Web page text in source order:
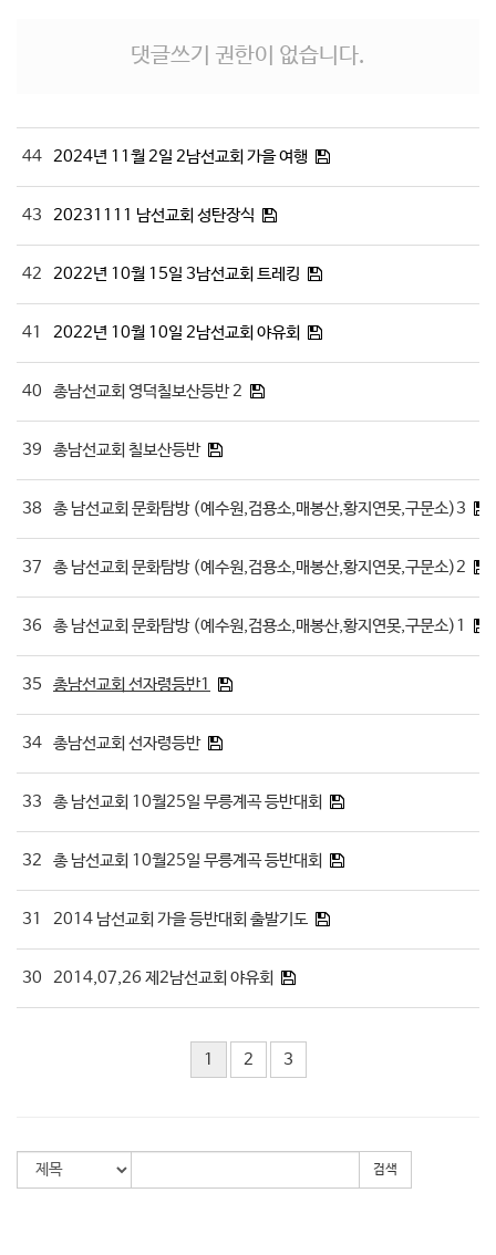
댓글쓰기 권한이 없습니다.
44 2024년 11월 2일 2남선교회 가을 여행
43 20231111 남선교회 성탄장식
42 2022년 10월 15일 3남선교회 트레킹
41 2022년 10월 10일 2남선교회 야유회
40 총남선교회 영덕칠보산등반 2
39 총남선교회 칠보산등반
38 총 남선교회 문화탐방 (예수원,검용소,매봉산,황지연못,구문소)3
37 총 남선교회 문화탐방 (예수원,검용소,매봉산,황지연못,구문소)2
36 총 남선교회 문화탐방 (예수원,검용소,매봉산,황지연못,구문소)1
35 총남선교회 선자령등반1
34 총남선교회 선자령등반
33 총 남선교회 10월25일 무릉계곡 등반대회
32 총 남선교회 10월25일 무릉계곡 등반대회
31 2014 남선교회 가을 등반대회 출발기도
30 2014,07,26 제2남선교회 야유회
1 2 3
검색